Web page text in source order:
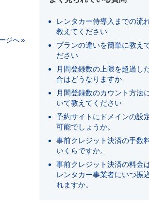
ジへ »
レンタカー侍導入までの流
教えてください
プランの違いを簡単に教え
ださい
月間登録数の上限を超過し
合はどうなりますか
月間登録数のカウント方法
いて教えてください
予約サイトにドメインの設
可能でしょうか。
事前クレジット決済の手数
いくらですか。
事前クレジット決済の料金は
レンタカー事業者にいつ振
れますか。